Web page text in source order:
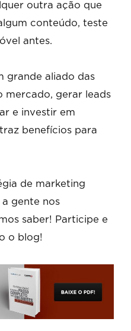
outra ação que
conteúdo, teste
antes.
grande aliado das
mercado, gerar leads
e investir em
benefícios para
de marketing
gente nos
saber! Participe e
o blog!